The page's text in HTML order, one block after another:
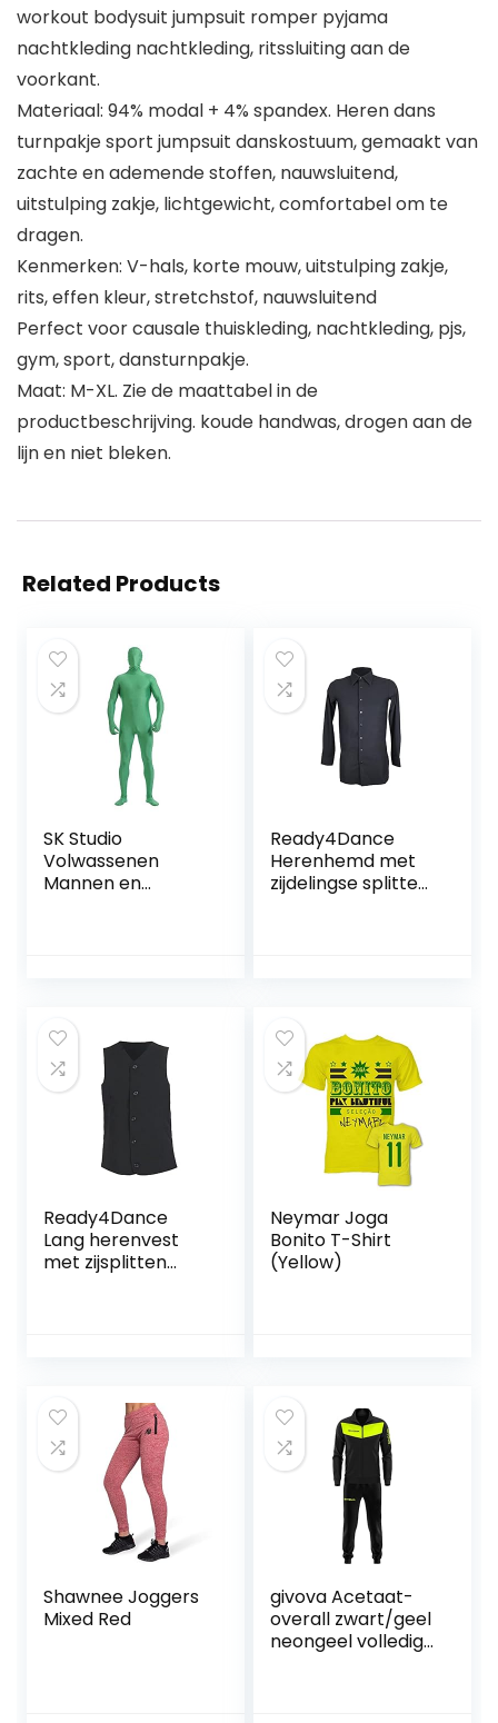
workout bodysuit jumpsuit romper pyjama
nachtkleding nachtkleding, ritssluiting aan de
voorkant.
Materiaal: 94% modal + 4% spandex. Heren dans
turnpakje sport jumpsuit danskostuum, gemaakt van
zachte en ademende stoffen, nauwsluitend,
uitstulping zakje, lichtgewicht, comfortabel om te
dragen.
Kenmerken: V-hals, korte mouw, uitstulping zakje,
rits, effen kleur, stretchstof, nauwsluitend
Perfect voor causale thuiskleding, nachtkleding, pjs,
gym, sport, dansturnpakje.
Maat: M-XL. Zie de maattabel in de
productbeschrijving. koude handwas, drogen aan de
lijn en niet bleken.
Related Products
SK Studio
Volwassenen
Mannen en
Ready4Dance
Herenhemd met
zijdelingse splitten
Ready4Dance
Lang herenvest
met zijsplitten
Neymar Joga
Bonito T-Shirt
(Yellow)
Shawnee Joggers
Mixed Red
givova Acetaat-
overall zwart/geel
neongeel volledige